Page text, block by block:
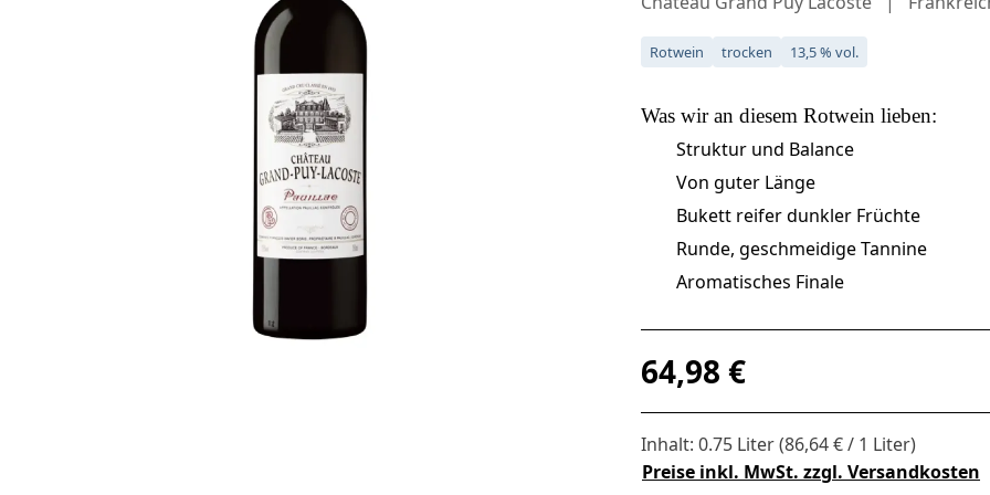
Rotwein trocken 13,5 % vol.
Was wir an diesem Rotwein lieben:
Struktur und Balance
Von guter Länge
Bukett reifer dunkler Früchte
Runde, geschmeidige Tannine
Aromatisches Finale
Regulärer Preis:
64,98 €
Inhalt: 0.75 Liter(86,64 € / 1 Liter)
Preise inkl. MwSt. zzgl. Versandkosten